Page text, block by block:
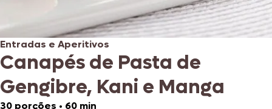
Entradas e Aperitivos
Canapés de Pasta de
Gengibre, Kani e Manga
30 porções • 60 min